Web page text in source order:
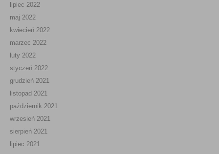
lipiec 2022
maj 2022
kwiecień 2022
marzec 2022
luty 2022
styczeń 2022
grudzień 2021
listopad 2021
październik 2021
wrzesień 2021
sierpień 2021
lipiec 2021